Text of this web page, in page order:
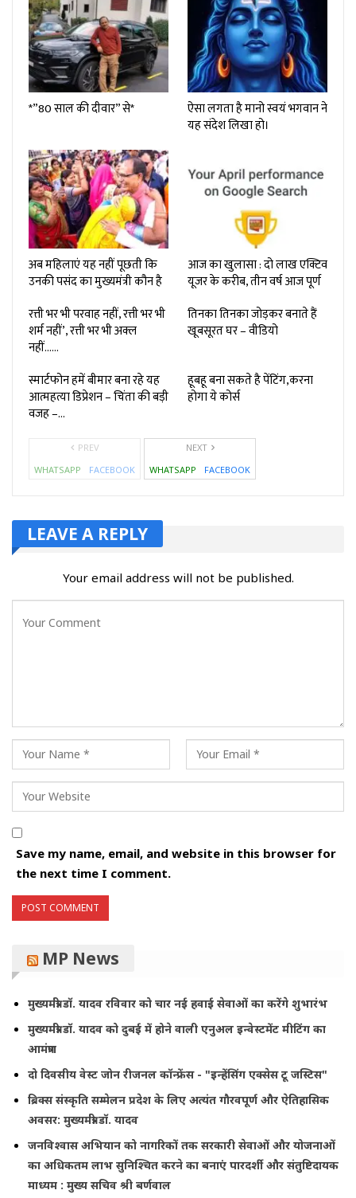
*”80 साल की दीवार” से*
ऐसा लगता है मानो स्वयं भगवान ने
यह संदेश लिखा हो।
अब महिलाएं यह नहीं पूछती कि
उनकी पसंद का मुख्यमंत्री कौन है
आज का खुलासा : दो लाख एक्टिव
यूजर के करीब, तीन वर्ष आज पूर्ण
रत्ती भर भी परवाह नहीं, रत्ती भर भी
शर्म नहीं’, रत्ती भर भी अक्ल
नहीं……
तिनका तिनका जोड़कर बनाते हैं
खूबसूरत घर – वीडियो
स्मार्टफोन हमें बीमार बना रहे यह
आत्महत्या डिप्रेशन – चिंता की बड़ी
वजह –…
हूबहू बना सकते है पेंटिंग,करना
होगा ये कोर्स
PREV
WHATSAPP
FACEBOOK
NEXT
WHATSAPP
FACEBOOK
LEAVE A REPLY
Your email address will not be published.
Save my name, email, and website in this browser for
the next time I comment.
MP News
मुख्यमंत्री डॉ. यादव रविवार को चार नई हवाई सेवाओं का करेंगे शुभारंभ
मुख्यमंत्री डॉ. यादव को दुबई में होने वाली एनुअल इन्वेस्टमेंट मीटिंग का
आमंत्रण
दो दिवसीय वेस्ट जोन रीजनल कॉन्फ्रेंस - "इन्हेंसिंग एक्सेस टू जस्टिस"
ब्रिक्स संस्कृति सम्मेलन प्रदेश के लिए अत्यंत गौरवपूर्ण और ऐतिहासिक
अवसर: मुख्यमंत्री डॉ. यादव
जनविश्वास अभियान को नागरिकों तक सरकारी सेवाओं और योजनाओं
का अधिकतम लाभ सुनिश्चित करने का बनाएं पारदर्शी और संतुष्टिदायक
माध्यम : मुख्य सचिव श्री बर्णवाल